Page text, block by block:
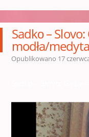
Sadkо – Slovo:
modła/
Opublikowano 17